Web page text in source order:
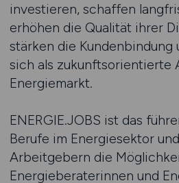
investieren, schaffen
erhöhen die Qualität ihrer
stärken die
sich als zukunftsorientierte
Energiemarkt.
ENERGIE.JOBS ist das
Berufe im Energiesektor
Arbeitgebern die
Energieberaterinnen und